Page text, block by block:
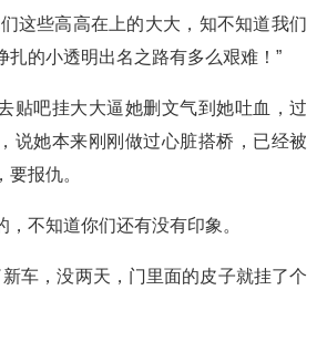
些高高在上的大大，知不知道我们
扎的小透明出名之路有多么艰难！”
吧挂大大逼她删文气到她吐血，过
说她本来刚刚做过心脏搭桥，已经被
报仇。
不知道你们还有没有印象。
，没两天，门里面的皮子就挂了个